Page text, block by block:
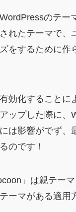
のテー
れたテーマで、
をするために作
効化することに
ップした際に、
は影響がでず、
のです！
」は親テー
ーマがある適用